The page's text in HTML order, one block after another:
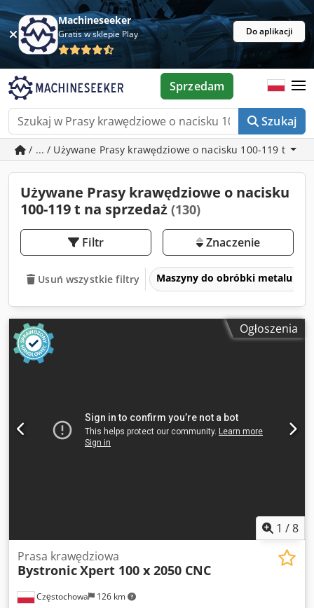
Machineseeker
Gratis w sklepie Play Do aplikacji
Szukaj
Sprzedam
/ ... / Używane Prasy krawędziowe o nacisku 100-119 t
Używane Prasy krawędziowe o nacisku
100-119 t na sprzedaż (130)
Filtr Znaczenie
Usuń wszystkie filtry Maszyny do obróbki metalu i
Ogłoszenia
1 /8
Częstochowa 126 km
Prasa krawędziowa
BystronicXpert 100 x 2050 CNC